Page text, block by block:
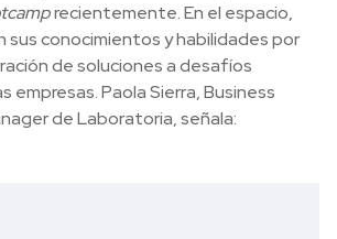
recientemente. En el espacio,
sus conocimientos y habilidades por
de soluciones a desafíos
empresas. Paola Sierra, Business
de Laboratoria, señala: